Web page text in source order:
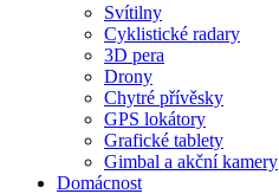
Svítilny
Cyklistické radary
3D pera
Drony
Chytré přívěsky
GPS lokátory
Grafické tablety
Gimbal a akční kamery
Domácnost